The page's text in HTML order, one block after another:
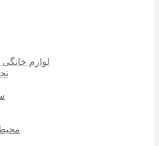
لوازم